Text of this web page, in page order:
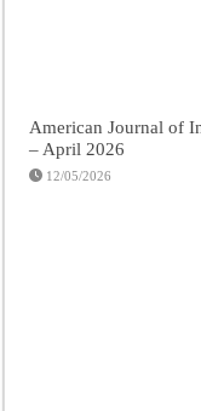
American Journal of
– April 2026
12/05/2026